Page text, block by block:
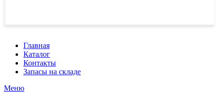
Главная
Каталог
Контакты
Запасы на складе
Меню